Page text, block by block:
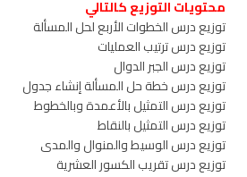
محتويات التوزيع كالتالي
توزيع درس الخطوات الأربع لحل المسألة
توزيع درس ترتيب العمليات
توزيع درس الجبر الدوال
توزيع درس خطة حل المسألة إنشاء جدول
توزيع درس التمثيل بالأعمدة وبالخطوط
توزيع درس التمثيل بالنقاط
توزيع درس الوسيط والمنوال والمدى
توزيع درس تقريب الكسور العشرية